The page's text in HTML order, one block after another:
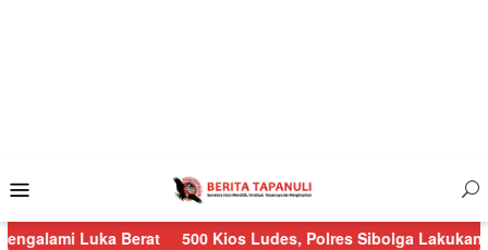
Mobile
Berat 500 Kios Ludes, Polres Sibolga Lakukan